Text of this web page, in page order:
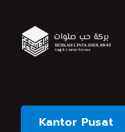
Kantor Pusat